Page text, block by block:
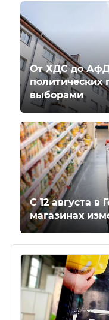
От ХДС до
политических
выборами
С 12 августа в
магазинах